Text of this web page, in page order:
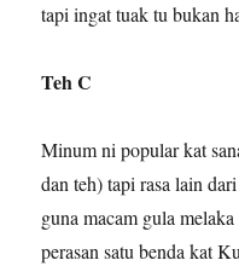
tapi ingat tuak tu bukan
Teh C
Minum ni popular kat
dan teh) tapi rasa lain
guna macam gula
perasan satu benda kat